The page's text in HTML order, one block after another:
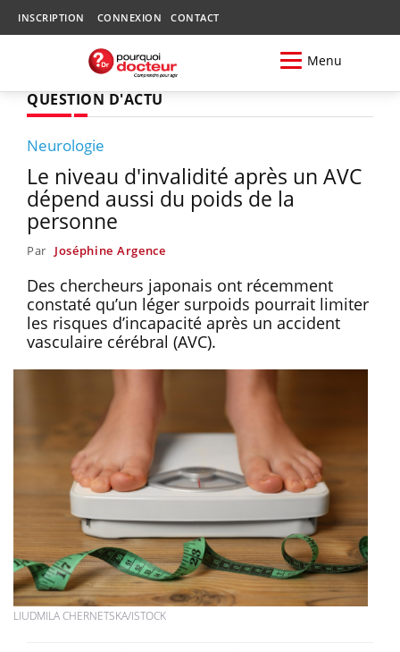
INSCRIPTION CONNEXION CONTACT
Menu
QUESTION D'ACTU
Neurologie
Le niveau d'invalidité après un AVC
dépend aussi du poids de la
personne
Par Joséphine Argence
Des chercheurs japonais ont récemment
constaté qu’un léger surpoids pourrait limiter
les risques d’incapacité après un accident
vasculaire cérébral (AVC).
LIUDMILA CHERNETSKA/ISTOCK